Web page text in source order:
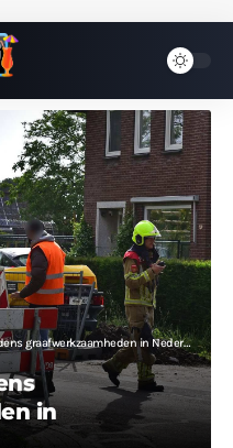
graafwerkzaamheden in Nederweert
in